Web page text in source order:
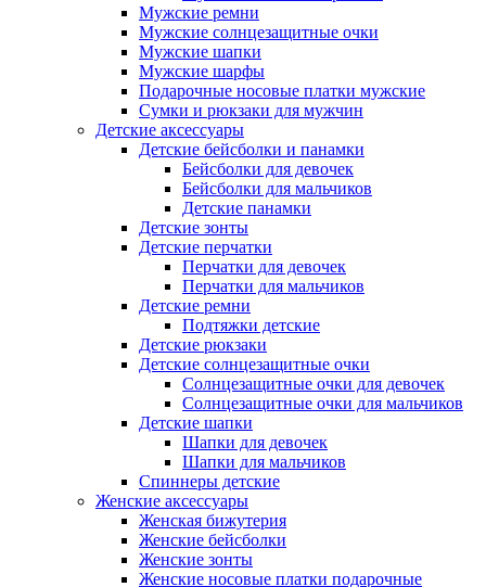
Мужские ремни
Мужские солнцезащитные очки
Мужские шапки
Мужские шарфы
Подарочные носовые платки мужские
Сумки и рюкзаки для мужчин
Детские аксессуары
Детские бейсболки и панамки
Бейсболки для девочек
Бейсболки для мальчиков
Детские панамки
Детские зонты
Детские перчатки
Перчатки для девочек
Перчатки для мальчиков
Детские ремни
Подтяжки детские
Детские рюкзаки
Детские солнцезащитные очки
Солнцезащитные очки для девочек
Солнцезащитные очки для мальчиков
Детские шапки
Шапки для девочек
Шапки для мальчиков
Спиннеры детские
Женские аксессуары
Женская бижутерия
Женские бейсболки
Женские зонты
Женские носовые платки подарочные